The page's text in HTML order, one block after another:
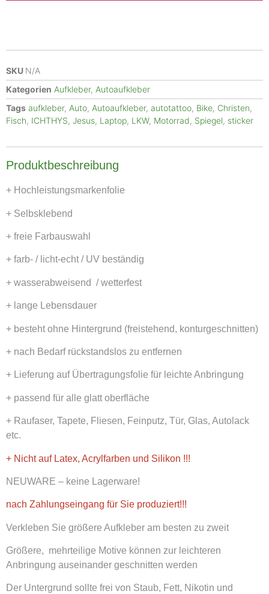
SKU N/A
Kategorien Aufkleber, Autoaufkleber
Tags aufkleber, Auto, Autoaufkleber, autotattoo, Bike, Christen,
Fisch, ICHTHYS, Jesus, Laptop, LKW, Motorrad, Spiegel, sticker
Produktbeschreibung
+ Hochleistungsmarkenfolie
+ Selbsklebend
+ freie Farbauswahl
+ farb- / licht-echt / UV beständig
+ wasserabweisend / wetterfest
+ lange Lebensdauer
+ besteht ohne Hintergrund (freistehend, konturgeschnitten)
+ nach Bedarf rückstandslos zu entfernen
+ Lieferung auf Übertragungsfolie für leichte Anbringung
+ passend für alle glatt oberfläche
+ Raufaser, Tapete, Fliesen, Feinputz, Tür, Glas, Autolack
etc.
+ Nicht auf Latex, Acrylfarben und Silikon !!!
NEUWARE – keine Lagerware!
nach Zahlungseingang für Sie produziert!!!
Verkleben Sie größere Aufkleber am besten zu zweit
Größere, mehrteilige Motive können zur leichteren
Anbringung auseinander geschnitten werden
Der Untergrund sollte frei von Staub, Fett, Nikotin und